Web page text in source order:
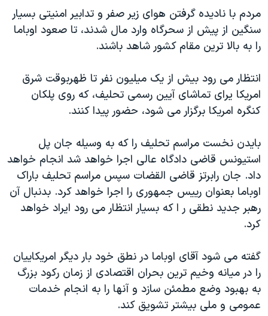
فرهنگ و زندگی
حقوق شهروندی
اقتصادی
علم و فناوری
اسرائیل در جنگ
گالری عکس
آرشیو پخش زنده
مستندها
انتخابات ریاست جمهوری آمریکا ۲۰۲۴
حمله جمهوری اسلامی به اسرائیل
رمز مهسا
ورزش زنان در ایران
اعتراضات زن، زندگی، آزادی
مجموعه مستندهای دادخواهی
تریبونال مردمی آبان ۹۸
دادگاه حمید نوری
چهل سال گروگان‌گیری
قانون شفافیت دارائی کادر رهبری ایران
اسرائیل در جنگ
نرگس محمدی برنده جایزه نوبل صلح
همایش محافظه‌کاران آمریکا «سی‌پک»
دنبال کنید
زبانهای مختلف
مردم با نادیده گرفتن هوای زیر صفر و تدابیر امنیتی بسیار
سنگین از پیش از سحرگاه وارد مال شدند، تا صعود اوباما
را به بالا ترین مقام کشور شاهد باشند.
انتظار می رود بیش از یک میلیون نفر تا ظهربوقت شرق
امریکا یرای تماشای آیین رسمی تحلیف، که روی پلکان
کنگره امریکا برگزار می شود، حضور پیدا کنند.
بایدن نخست مراسم تحلیف را که به وسیله جان پل
استیونس قاضی دادگاه عالی اجرا خواهد شد انجام خواهد
داد. جان رابرتز قاضی القضات سپس مراسم تحلیف باراک
اوباما بعنوان رییس جمهوری را اجرا خواهد کرد. بدنبال آن
رهبر جدید نطقی ر ا که بسیار انتظار می رود ایراد خواهد
کرد.
گفته می شود آقای اوباما در نطق خود بار دیگر امریکاییان
را در میانه وخیم ترین بحران اقتصادی از زمان رکود بزرگ
به بهبود وضع مطمئن سازد و آنها را به انجام خدمات
عمومی و ملی بیشتر تشویق کند.